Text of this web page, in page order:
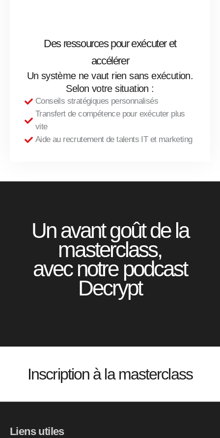
Des ressources pour exécuter et
accélérer
Un système ne vaut rien sans exécution.
Selon votre situation :
Conseils stratégiques personnalisés
Transfert de compétence pour exécuter plus
vite
Aide au recrutement de talents IT et marketing
Un avant goût de la
masterclass,
avec notre podcast
Decrypt
Inscription à la masterclass
Liens utiles